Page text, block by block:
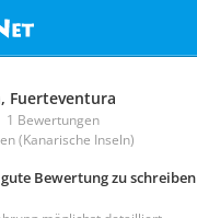
Fuerteventura
1 Bewertungen
(Kanarische Inseln)
Bewertung zu schreiben